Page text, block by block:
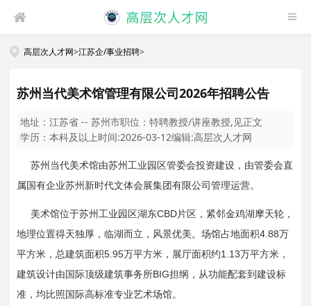
高层次人才网>江苏企/事业招聘>
苏州当代美术馆管理有限公司2026年招聘公告
地址：江苏省 -- 苏州市职位：特聘教授/讲座教授,见正文
学历：本科及以上时间:2026-03-12编辑:高层次人才网
苏州当代美术馆由苏州工业园区管委会投资建设，由管委会直
属国有企业苏州新时代文体会展集团有限公司管理运营。
美术馆位于苏州工业园区湖东CBD片区，紧邻金鸡湖摩天轮，
地理位置得天独厚，临湖而立，风景优美。场馆占地面积4.88万
平方米，总建筑面积5.95万平方米，展厅面积约1.13万平方米，
建筑设计由国际顶级建筑事务所BIG担纲，从功能配套到建设标
准，均比照国际高标准专业艺术场馆。